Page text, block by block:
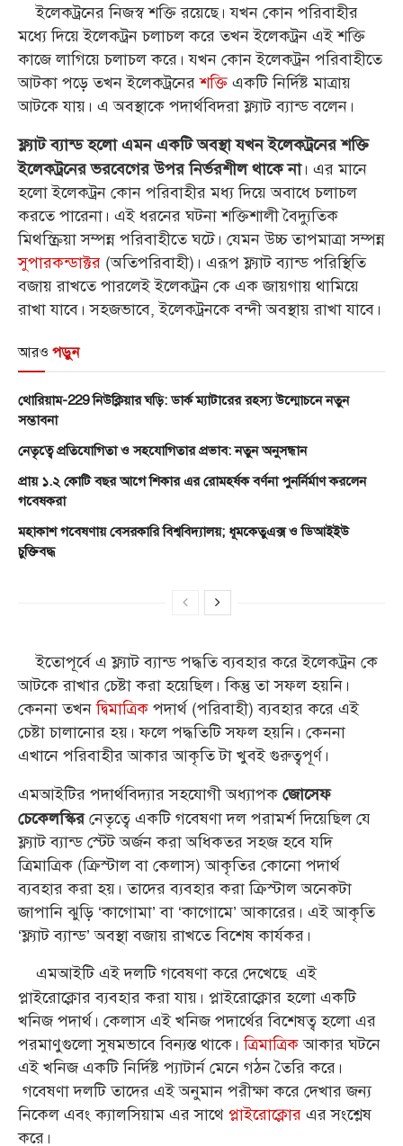
ইলেকট্রনের নিজস্ব শক্তি রয়েছে। যখন কোন পরিবাহীর
মধ্যে দিয়ে ইলেকট্রন চলাচল করে তখন ইলেকট্রন এই শক্তি
কাজে লাগিয়ে চলাচল করে। যখন কোন ইলেকট্রন পরিবাহীতে
আটকা পড়ে তখন ইলেকট্রনেরশক্তি একটি নির্দিষ্ট মাত্রায়
আটকে যায়। এ অবস্থাকে পদার্থবিদরা ফ্ল্যাট ব্যান্ড বলেন।
ফ্ল্যাট ব্যান্ড হলো এমন একটি অবস্থা যখন ইলেকট্রনের শক্তি
ইলেকট্রনের ভরবেগের উপর নির্ভরশীল থাকে না। এর মানে
হলো ইলেকট্রন কোন পরিবাহীর মধ্য দিয়ে অবাধে চলাচল
করতে পারেনা। এই ধরনের ঘটনা শক্তিশালী বৈদ্যুতিক
মিথস্ক্রিয়া সম্পন্ন পরিবাহীতে ঘটে। যেমন উচ্চ তাপমাত্রা সম্পন্ন
সুপারকন্ডাক্টর (অতিপরিবাহী)। এরূপ ফ্ল্যাট ব্যান্ড পরিস্থিতি
বজায় রাখতে পারলেই ইলেকট্রন কে এক জায়গায় থামিয়ে
রাখা যাবে। সহজভাবে, ইলেকট্রনকে বন্দী অবস্থায় রাখা যাবে।
আরও পড়ুন
থোরিয়াম-229 নিউক্লিয়ার ঘড়ি: ডার্ক ম্যাটারের রহস্য উন্মোচনে নতুন
সম্ভাবনা
নেতৃত্বে প্রতিযোগিতা ও সহযোগিতার প্রভাব: নতুন অনুসন্ধান
প্রায় ১.২ কোটি বছর আগে শিকার এর রোমহর্ষক বর্ণনা পুনর্নির্মাণ করলেন
গবেষকরা
মহাকাশ গবেষণায় বেসরকারি বিশ্ববিদ্যালয়; ধূমকেতুএক্স ও ডিআইইউ
চুক্তিবদ্ধ
ইতোপূর্বে এ ফ্ল্যাট ব্যান্ড পদ্ধতি ব্যবহার করে ইলেকট্রন কে
আটকে রাখার চেষ্টা করা হয়েছিল। কিন্তু তা সফল হয়নি।
কেননা তখনদ্বিমাত্রিক পদার্থ (পরিবাহী) ব্যবহার করে এই
চেষ্টা চালানোর হয়। ফলে পদ্ধতিটি সফল হয়নি। কেননা
এখানে পরিবাহীর আকার আকৃতি টা খুবই গুরুত্বপূর্ণ।
এমআইটির পদার্থবিদ্যার সহযোগী অধ্যাপক জোসেফ
চেকেলস্কিরনেতৃত্বে একটি গবেষণা দল পরামর্শ দিয়েছিল যে
ফ্ল্যাট ব্যান্ড স্টেট অর্জন করা অধিকতর সহজ হবে যদি
ত্রিমাত্রিক (ক্রিস্টাল বা কেলাস) আকৃতির কোনো পদার্থ
ব্যবহার করা হয়। তাদের ব্যবহার করা ক্রিস্টাল অনেকটা
জাপানি ঝুড়ি ‘কাগোমা’ বা ‘কাগোমে’ আকারের। এই আকৃতি
‘ফ্ল্যাট ব্যান্ড’ অবস্থা বজায় রাখতে বিশেষ কার্যকর।
এমআইটি এই দলটি গবেষণা করে দেখেছে এই
প্লাইরোক্লোর ব্যবহার করা যায়। প্লাইরোক্লোর হলো একটি
খনিজ পদার্থ। কেলাস এই খনিজ পদার্থের বিশেষত্ব হলো এর
পরমাণুগুলো সুষমভাবে বিন্যস্ত থাকে।ত্রিমাত্রিকআকার ঘটনে
এই খনিজ একটি নির্দিষ্ট প্যাটার্ন মেনে গঠন তৈরি করে।
গবেষণা দলটি তাদের এই অনুমান পরীক্ষা করে দেখার জন্য
নিকেল এবং ক্যালসিয়াম এর সাথে প্লাইরোক্লোর এর সংশ্লেষ
করে।